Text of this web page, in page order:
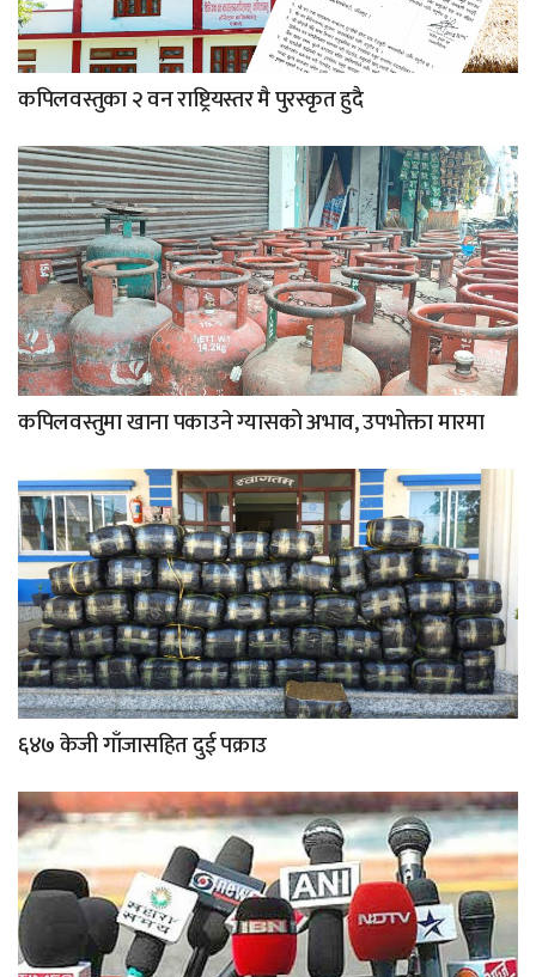
कपिलवस्तुका २ वन राष्ट्रियस्तर मै पुरस्कृत हुदै
कपिलवस्तुमा खाना पकाउने ग्यासको अभाव, उपभोक्ता मारमा
६४७ केजी गाँजासहित दुई पक्राउ